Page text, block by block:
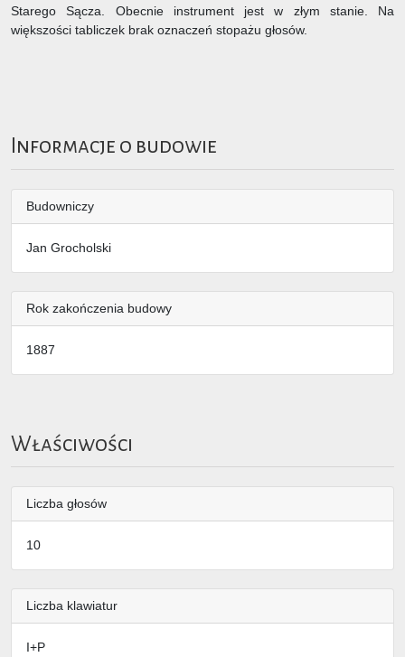
Starego Sącza. Obecnie instrument jest w złym stanie. Na
większości tabliczek brak oznaczeń stopażu głosów.
Informacje o budowie
Budowniczy
Jan Grocholski
Rok zakończenia budowy
1887
Właściwości
Liczba głosów
10
Liczba klawiatur
I+P